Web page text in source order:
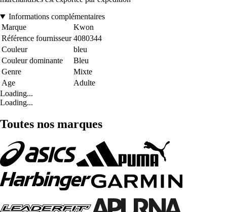
Informations complémentaires
Marque
Kwon
Référence fournisseur 4080344
Couleur
bleu
Couleur dominante
Bleu
Genre
Mixte
Age
Adulte
Loading...
Loading...
Toutes nos marques